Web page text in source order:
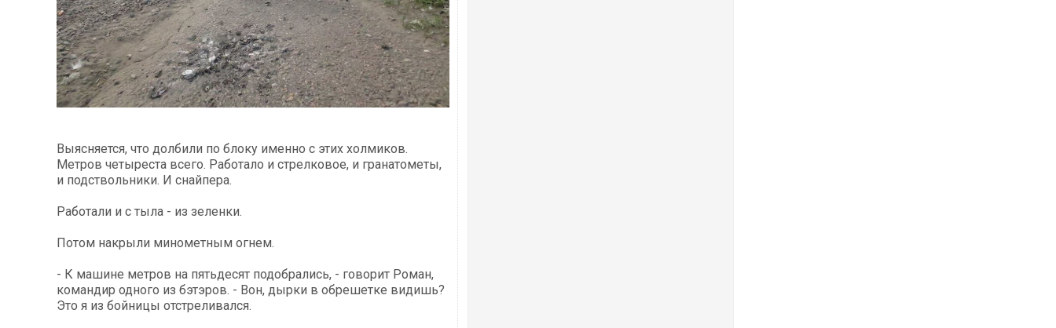
Выясняется, что долбили по блоку именно с этих холмиков.
Метров четыреста всего. Работало и стрелковое, и гранатометы,
и подствольники. И снайпера.
Работали и с тыла - из зеленки.
Потом накрыли минометным огнем.
- К машине метров на пятьдесят подобрались, - говорит Роман,
командир одного из бэтэров. - Вон, дырки в обрешетке видишь?
Это я из бойницы отстреливался.